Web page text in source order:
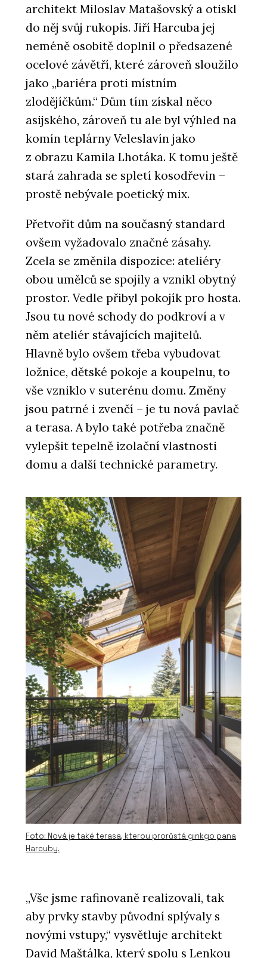
architekt Miloslav Matašovský a otiskl
do něj svůj rukopis. Jiří Harcuba jej
neméně osobitě doplnil o předsazené
ocelové závětří, které zároveň sloužilo
jako „bariéra proti místním
zlodějíčkům.“ Dům tím získal něco
asijského, zároveň tu ale byl výhled na
komín teplárny Veleslavín jako
z obrazu Kamila Lhotáka. K tomu ještě
stará zahrada se spletí kosodřevin –
prostě nebývale poetický mix.
Přetvořit dům na současný standard
ovšem vyžadovalo značné zásahy.
Zcela se změnila dispozice: ateliéry
obou umělců se spojily a vznikl obytný
prostor. Vedle přibyl pokojík pro hosta.
Jsou tu nové schody do podkroví a v
něm ateliér stávajících majitelů.
Hlavně bylo ovšem třeba vybudovat
ložnice, dětské pokoje a koupelnu, to
vše vzniklo v suterénu domu. Změny
jsou patrné i zvenčí – je tu nová pavlač
a terasa. A bylo také potřeba značně
vylepšit tepelně izolační vlastnosti
domu a další technické parametry.
Foto: Nová je také terasa, kterou prorůstá ginkgo pana
Harcuby.
„Vše jsme rafinovaně realizovali, tak
aby prvky stavby původní splývaly s
novými vstupy,“ vysvětluje architekt
David Maštálka, který spolu s Lenkou